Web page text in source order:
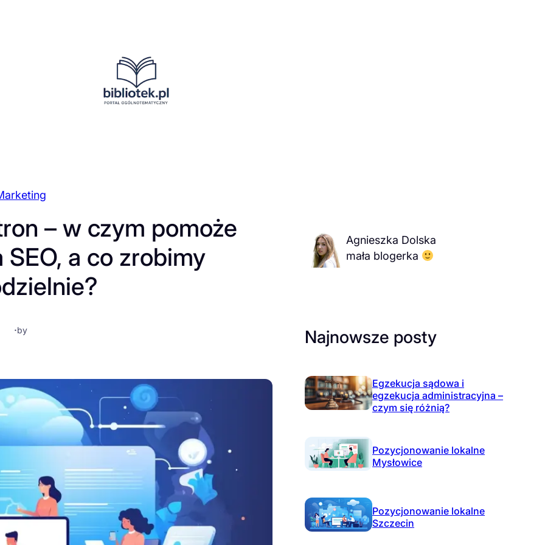
– w czym pomoże
a co zrobimy
·by
Agnieszka Dolska
mała blogerka
Najnowsze posty
Egzekucja sądowa i
egzekucja administracyjna –
czym się różnią?
Pozycjonowanie lokalne
Mysłowice
Pozycjonowanie lokalne
Szczecin